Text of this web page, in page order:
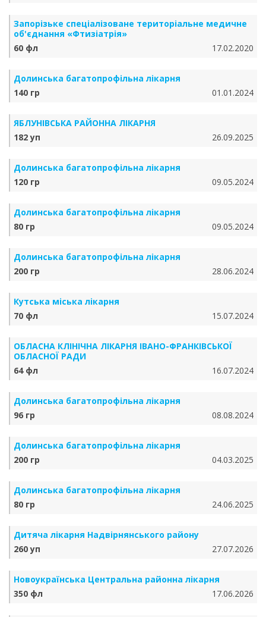
Запорізьке спеціалізоване територіальне медичне
об'єднання «Фтизіатрія»
60 фл
17.02.2020
Долинська багатопрофільна лікарня
140 гр
01.01.2024
ЯБЛУНІВСЬКА РАЙОННА ЛІКАРНЯ
182 уп
26.09.2025
Долинська багатопрофільна лікарня
120 гр
09.05.2024
Долинська багатопрофільна лікарня
80 гр
09.05.2024
Долинська багатопрофільна лікарня
200 гр
28.06.2024
Кутська міська лікарня
70 фл
15.07.2024
ОБЛАСНА КЛІНІЧНА ЛІКАРНЯ ІВАНО-ФРАНКІВСЬКОЇ
ОБЛАСНОЇ РАДИ
64 фл
16.07.2024
Долинська багатопрофільна лікарня
96 гр
08.08.2024
Долинська багатопрофільна лікарня
200 гр
04.03.2025
Долинська багатопрофільна лікарня
80 гр
24.06.2025
Дитяча лікарня Надвірнянського району
260 уп
27.07.2026
Новоукраїнська Центральна районна лікарня
350 фл
17.06.2026